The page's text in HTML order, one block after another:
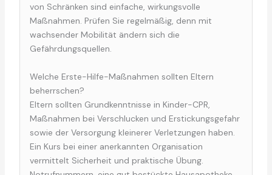
von Schränken sind einfache, wirkungsvolle
Maßnahmen. Prüfen Sie regelmäßig, denn mit
wachsender Mobilität ändern sich die
Gefährdungsquellen.
Welche Erste-Hilfe-Maßnahmen sollten Eltern
beherrschen?
Eltern sollten Grundkenntnisse in Kinder-CPR,
Maßnahmen bei Verschlucken und Erstickungsgefahr
sowie der Versorgung kleinerer Verletzungen haben.
Ein Kurs bei einer anerkannten Organisation
vermittelt Sicherheit und praktische Übung.